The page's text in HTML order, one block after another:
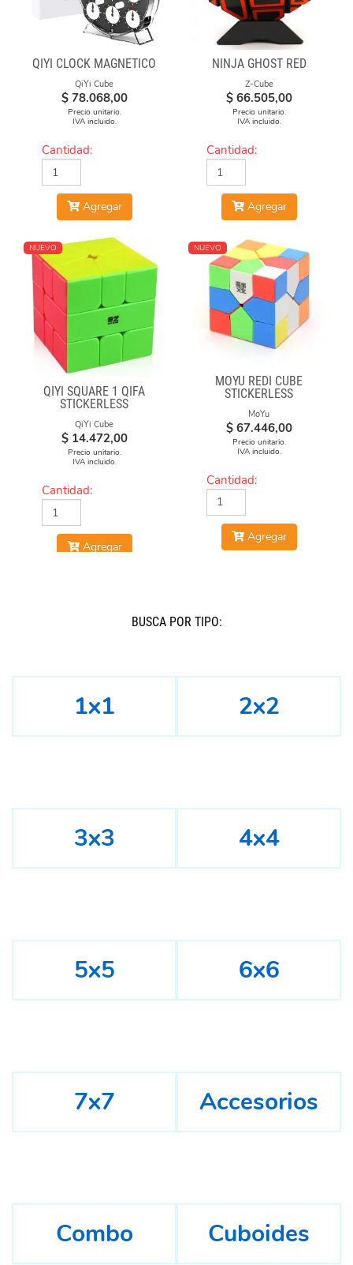
QIYI CLOCK MAGNÉTICO
QiYi Cube
$ 78.068,00
Precio unitario.
IVA incluido.
Cantidad:
Agregar
NINJA GHOST RED
Z-Cube
$ 66.505,00
Precio unitario.
IVA incluido.
Cantidad:
Agregar
NUEVO
QIYI SQUARE 1 QIFA
STICKERLESS
QiYi Cube
$ 14.472,00
Precio unitario.
IVA incluido.
Cantidad:
Agregar
NUEVO
MOYU REDI CUBE
STICKERLESS
MoYu
$ 67.446,00
Precio unitario.
IVA incluido.
Cantidad:
Agregar
BUSCÁ POR TIPO:
1x1 2x2
3x3 4x4
5x5 6x6
7x7 Accesorios
Combo Cuboides